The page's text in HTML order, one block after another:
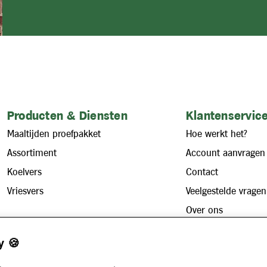
Producten & Diensten
Maaltijden proefpakket
Assortiment
Koelvers
Vriesvers
Maaltijdservice voor bedrijven
Hoe werkt het?
Account aanvragen
Contact
Veelgestelde vragen
Over ons
🍪